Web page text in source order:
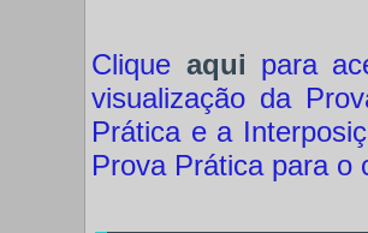
Clique aqui para
visualização da
Prática e a
Prova Prática para o